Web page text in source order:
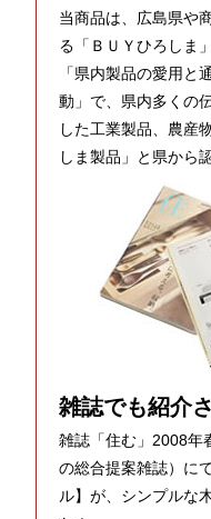
当商品は、広島県や
る「ＢＵＹひろしま
「県内製品の愛用と
動」で、県内多くの
した工業製品、農産
しま製品」と県から
雑誌でも紹介
雑誌「住む」2008年
の総合提案雑誌）に
ル】が、シンプルな